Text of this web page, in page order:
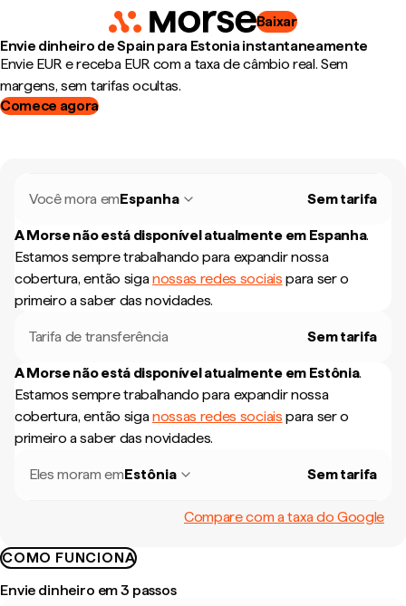
Baixar
Envie dinheiro de Spain para Estonia instantaneamente
Envie EUR e receba EUR com a taxa de câmbio real. Sem
margens, sem tarifas ocultas.
Comece agora
Você mora emEspanha Sem tarifa
A Morse não está disponível atualmente em Espanha.
Estamos sempre trabalhando para expandir nossa
cobertura, então siganossas redes sociais para ser o
primeiro a saber das novidades.
Tarifa de transferência Sem tarifa
A Morse não está disponível atualmente em Estônia.
Estamos sempre trabalhando para expandir nossa
cobertura, então siganossas redes sociais para ser o
primeiro a saber das novidades.
Eles moram emEstônia Sem tarifa
Compare com a taxa do Google
COMO FUNCIONA
Envie dinheiro em 3 passos